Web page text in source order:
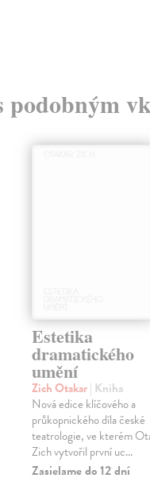
podobným
Estetika
dramatického
umění
Zich Otakar| Kniha
Nová edice klíčového a
průkopnického díla české
teatrologie, ve kterém
Zich vytvořil první uc...
Zasielame do 12 dní